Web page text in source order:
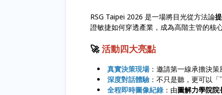
RSG Taipei 2026 是一場將目光從方法論
證敏捷如何穿透產業，成為高階主管的核
🚀活動四大亮點
真實決策現場：邀請第一線承擔決策
深度對話體驗 ：不只是聽，更可以
全程即時圖像紀錄 ：由圖解力學院院